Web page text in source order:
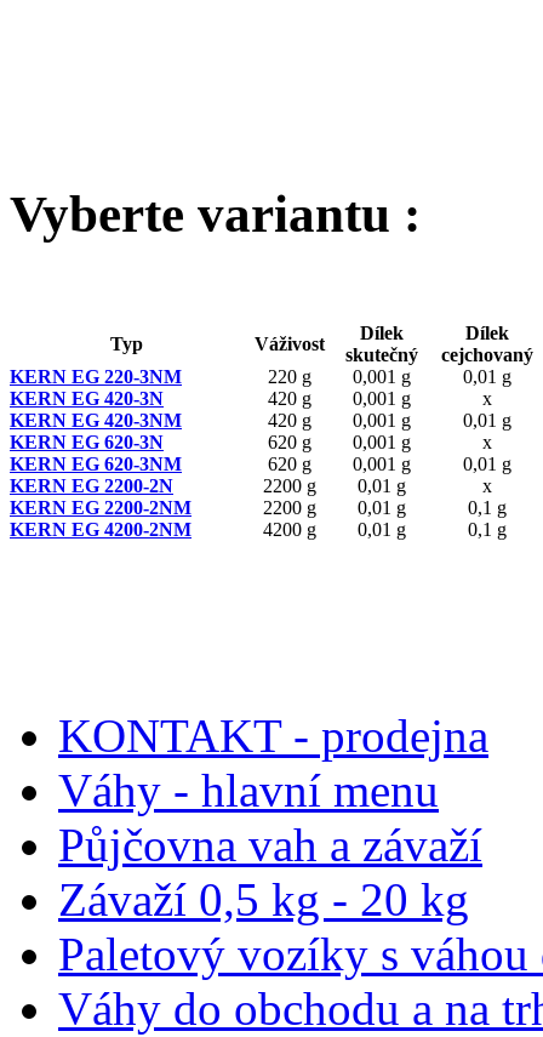
Vyberte variantu :
Typ Váživost
Dílek
skutečný
Dílek
cejchovaný
KERN EG 220-3NM
220 g 0,001 g
0,01 g
KERN EG 420-3N
420 g 0,001 g
x
KERN EG 420-3NM
420 g 0,001 g
0,01 g
KERN EG 620-3N
620 g 0,001 g
x
KERN EG 620-3NM
620 g 0,001 g
0,01 g
KERN EG 2200-2N
2200 g 0,01 g
x
KERN EG 2200-2NM
2200 g 0,01 g
0,1 g
KERN EG 4200-2NM
4200 g 0,01 g 0,1 g
KONTAKT - prodejna
Váhy - hlavní menu
Půjčovna vah a závaží
Závaží 0,5 kg - 20 kg
Paletový vozíky s
Váhy do obchodu a na